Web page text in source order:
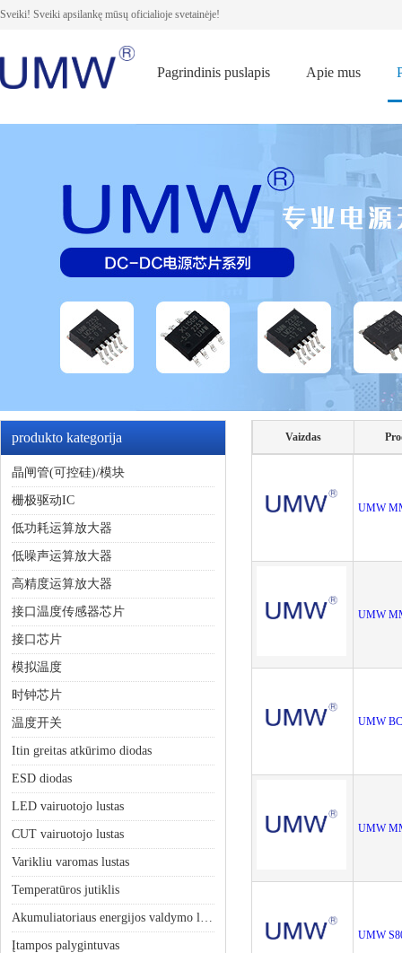
Sveiki! Sveiki apsilankę mūsų oficialioje svetainėje!
Pagrindinis puslapis Apie mus
produkto kategorija
晶闸管(可控硅)/模块
栅极驱动IC
低功耗运算放大器
低噪声运算放大器
高精度运算放大器
接口温度传感器芯片
接口芯片
模拟温度
时钟芯片
温度开关
Itin greitas atkūrimo diodas
ESD diodas
LED vairuotojo lustas
CUT vairuotojo lustas
Varikliu varomas lustas
Temperatūros jutiklis
Akumuliatoriaus energijos valdymo lustas
Įtampos palygintuvas
Vaizdas
UMW
UMW
UMW
UMW
UMW